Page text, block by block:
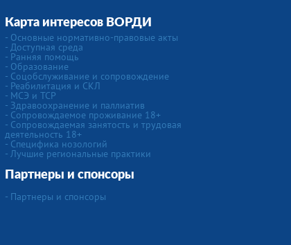
Карта интересов ВОРДИ
- Основные нормативно-правовые акты
- Доступная среда
- Ранняя помощь
- Образование
- Соцобслуживание и сопровождение
- Реабилитация и СКЛ
- МСЭ и ТСР
- Здравоохранение и паллиатив
- Сопровождаемое проживание 18+
- Сопровождаемая занятость и трудовая
деятельность 18+
- Специфика нозологий
- Лучшие региональные практики
Партнеры и спонсоры
- Партнеры и спонсоры